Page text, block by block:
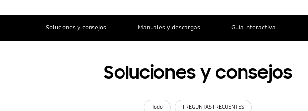
Soluciones y consejos Manuales y descargas Guía Interactiva
Soluciones y consejos
Todo PREGUNTAS FRECUENTES